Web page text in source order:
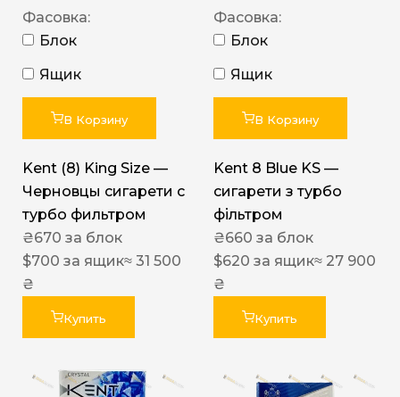
Фасовка:
Блок
Ящик
В Корзину
Kent (8) King Size —
Черновцы сигарети с
турбо фильтром
₴670 за блок
$700 за ящик≈ 31 500
₴
Купить
Фасовка:
Блок
Ящик
В Корзину
Kent 8 Blue KS —
сигарети з турбо
фільтром
₴660 за блок
$620 за ящик≈ 27 900
₴
Купить